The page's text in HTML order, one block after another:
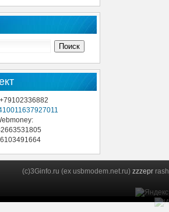
(c)3Ginfo.ru (ex usbmodem.net.ru) zzzepr